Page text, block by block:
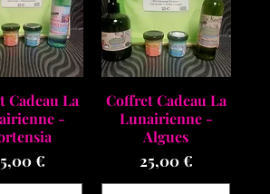
rapide
Cadeau La
-
€
Aperçu rapide
Coffret Cadeau La
Lunairienne -
Algues
Prix
25,00 €